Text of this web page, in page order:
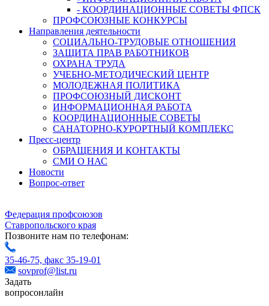
- КООРДИНАЦИОННЫЕ СОВЕТЫ ФПСК
ПРОФСОЮЗНЫЕ КОНКУРСЫ
Направления деятельности
СОЦИАЛЬНО-ТРУДОВЫЕ ОТНОШЕНИЯ
ЗАЩИТА ПРАВ РАБОТНИКОВ
ОХРАНА ТРУДА
УЧЕБНО-МЕТОДИЧЕСКИЙ ЦЕНТР
МОЛОДЕЖНАЯ ПОЛИТИКА
ПРОФСОЮЗНЫЙ ДИСКОНТ
ИНФОРМАЦИОННАЯ РАБОТА
КООРДИНАЦИОННЫЕ СОВЕТЫ
САНАТОРНО-КУРОРТНЫЙ КОМПЛЕКС
Пресс-центр
ОБРАЩЕНИЯ И КОНТАКТЫ
СМИ О НАС
Новости
Вопрос-ответ
Федерация профсоюзов
Ставропольского края
Позвоните нам по телефонам:
35-46-75, факс 35-19-01
sovprof@list.ru
Задать
вопросонлайн